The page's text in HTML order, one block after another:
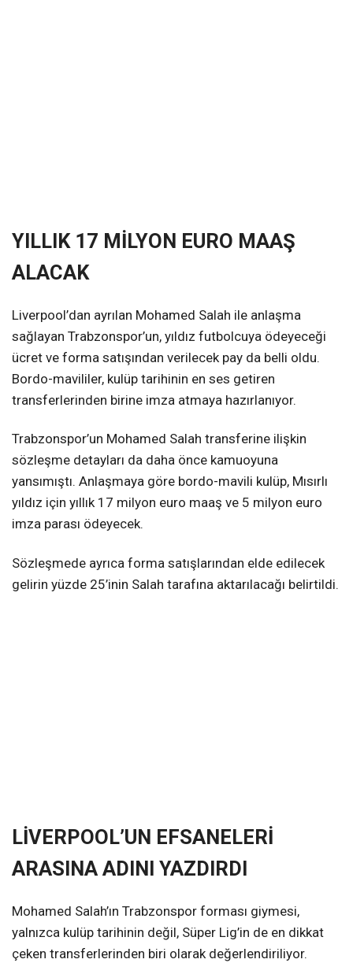
YILLIK 17 MİLYON EURO MAAŞ
ALACAK
Liverpool’dan ayrılan Mohamed Salah ile anlaşma
sağlayan Trabzonspor’un, yıldız futbolcuya ödeyeceği
ücret ve forma satışından verilecek pay da belli oldu.
Bordo-mavililer, kulüp tarihinin en ses getiren
transferlerinden birine imza atmaya hazırlanıyor.
Trabzonspor’un Mohamed Salah transferine ilişkin
sözleşme detayları da daha önce kamuoyuna
yansımıştı. Anlaşmaya göre bordo-mavili kulüp, Mısırlı
yıldız için yıllık 17 milyon euro maaş ve 5 milyon euro
imza parası ödeyecek.
Sözleşmede ayrıca forma satışlarından elde edilecek
gelirin yüzde 25’inin Salah tarafına aktarılacağı belirtildi.
LİVERPOOL’UN EFSANELERİ
ARASINA ADINI YAZDIRDI
Mohamed Salah’ın Trabzonspor forması giymesi,
yalnızca kulüp tarihinin değil, Süper Lig’in de en dikkat
çeken transferlerinden biri olarak değerlendiriliyor.